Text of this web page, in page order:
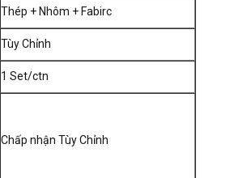
Thép + Nhôm + Fabirc
Tùy Chỉnh
1 Set/ctn
Chấp nhận Tùy Chỉnh